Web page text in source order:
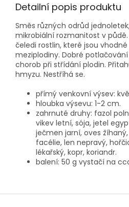
Detailní popis produktu
Směs různých odrůd
mikrobiální rozmanitost v
čeledi rostlin, které jsou
meziplodiny. Dobré
chorob při střídání plodin.
hmyzu. Nestříhá se.
přímý venkovní výsev:
hloubka výsevu: 1-2 cm.
zahrnuté druhy: fazol
vikev letní, sója, jetel
ječmen jarní, oves
facélie, len nepravý,
lékařský, kopr, koriandr.
balení: 50 g vystačí na
Z